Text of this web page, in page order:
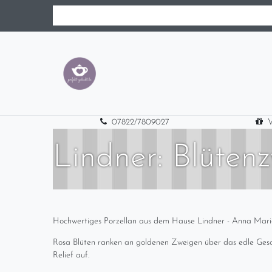
07822/7809027
Lindner:
Hochwertiges Porzellan aus dem Hause Lindner - Anna
Rosa Blüten ranken an goldenen Zweigen über das edle
Relief auf.